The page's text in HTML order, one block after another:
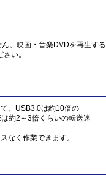
。映画・音楽DVDを再生する
い。
、USB3.0は約10倍の
約2～3倍くらいの転送速
なく作業できます。